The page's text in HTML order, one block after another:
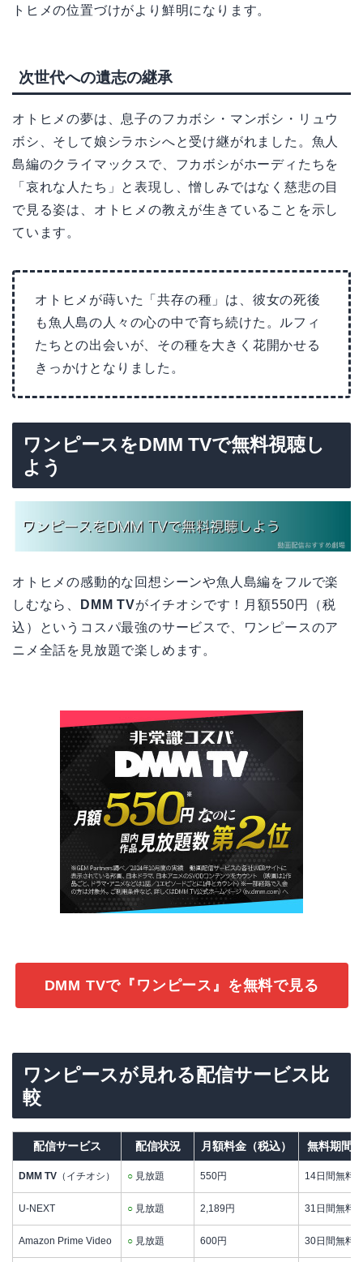
トヒメの位置づけがより鮮明になります。
次世代への遺志の継承
オトヒメの夢は、息子のフカボシ・マンボシ・リュウ
ボシ、そして娘シラホシへと受け継がれました。魚人
島編のクライマックスで、フカボシがホーディたちを
「哀れな人たち」と表現し、憎しみではなく慈悲の目
で見る姿は、オトヒメの教えが生きていることを示し
ています。
オトヒメが蒔いた「共存の種」は、彼女の死後
も魚人島の人々の心の中で育ち続けた。ルフィ
たちとの出会いが、その種を大きく花開かせる
きっかけとなりました。
ワンピースをDMM TVで無料視聴し
よう
オトヒメの感動的な回想シーンや魚人島編をフルで楽
しむなら、
DMM TVがイチオシです！月額550円（税
込）というコスパ最強のサービスで、ワンピースのア
ニメ全話を見放題で楽しめます。
DMM TVで『ワンピース』を無料で見る
ワンピースが見れる配信サービス比
較
配信サービス 配信状況 月額料金（税込） 無料期間
DMM TV （イチオシ） ○ 見放題 550円 14日間無料
U-NEXT ○ 見放題 2,189円 31日間無料
Amazon Prime Video ○ 見放題 600円 30日間無料